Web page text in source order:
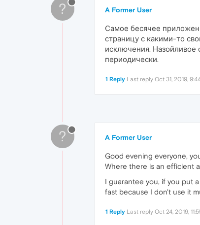
? A Former User
Самое бесячее
страницу с какими-то
исключения. Назойливое
периодически.
1 Reply Last reply Oct 31, 2019,
? A Former User
Good evening everyone,
Where there is an efficient
I guarantee you, if you put
fast because I don't use it
1 Reply Last reply Oct 24, 2019,